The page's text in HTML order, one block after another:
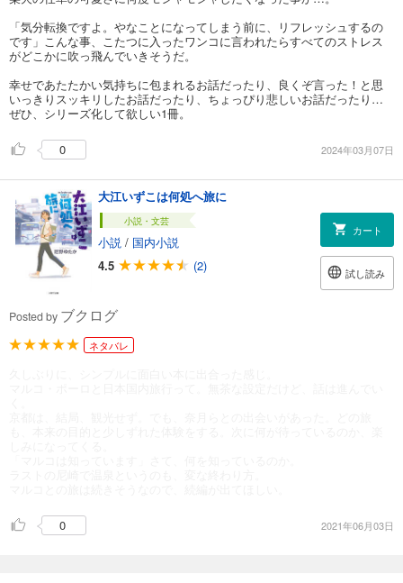
「気分転換ですよ。やなことになってしまう前に、リフレッシュするの
です」こんな事、こたつに入ったワンコに言われたらすべてのストレス
がどこかに吹っ飛んでいきそうだ。
幸せであたたかい気持ちに包まれるお話だったり、良くぞ言った！と思
いっきりスッキリしたお話だったり、ちょっぴり悲しいお話だったり…
ぜひ、シリーズ化して欲しい1冊。
0 2024年03月07日
大江いずこは何処へ旅に
小説・文芸
小説 / 国内小説
4.5
(2)
カート
試し読み
Posted by ブクログ
ネタバレ
0 2021年06月03日